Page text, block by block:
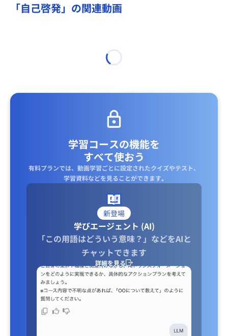
「自己啓発」の関連動画
学習コースの機能を
すべて使おう
有料プランでは、動画学習ごとに設定されたクイズやテスト、
学習資料などを見ることができます｡
新登場
学びエージェント (AI)
「この用語はどういう意味？」などをAIと
チャットできます
詳細を見る